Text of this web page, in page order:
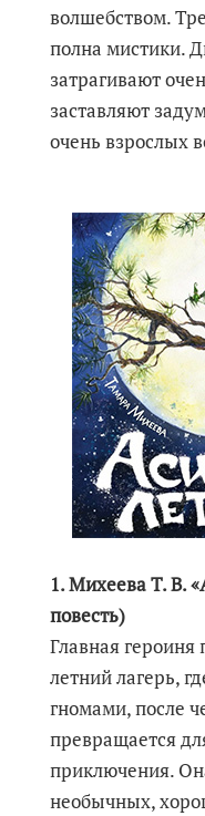
волшебством.
полна мистики.
затрагивают
заставляют
очень взрослых
1. Михеева Т. В.
повесть)
Главная героиня
летний лагерь,
гномами, после
превращается
приключения.
необычных,